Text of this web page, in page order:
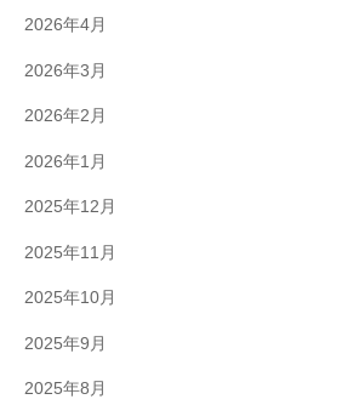
2026年4月
2026年3月
2026年2月
2026年1月
2025年12月
2025年11月
2025年10月
2025年9月
2025年8月